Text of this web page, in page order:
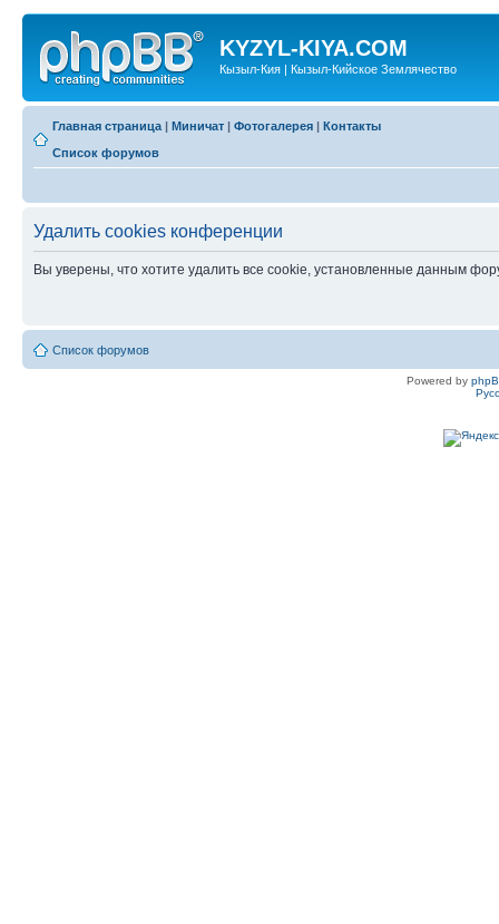
KYZYL-KIYA.COM
Кызыл-Кия | Кызыл-Кийское Землячество
Главная страница | Миничат | Фотогалерея | Контакты
Список форумов
Удалить cookies конференции
Вы уверены, что хотите удалить все cookie, установленные данным
Список форумов
Powered by